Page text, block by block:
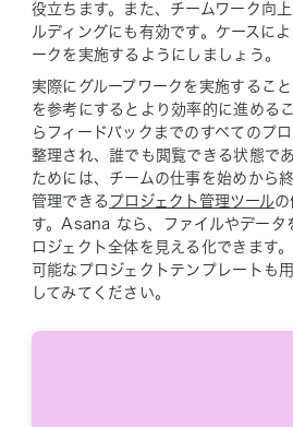
役立ちます。また、チームワーク向
ルディングにも有効です。ケースに
ークを実施するようにしましょう。
実際にグループワークを実施するこ
を参考にするとより効率的に進める
らフィードバックまでのすべてのプ
整理され、誰でも閲覧できる状態で
ためには、チームの仕事を始めから
管理できる プロジェクト管理ツール
す。Asana なら、ファイルやデータ
ロジェクト全体を見える化できます
可能なプロジェクトテンプレートも
してみてください。